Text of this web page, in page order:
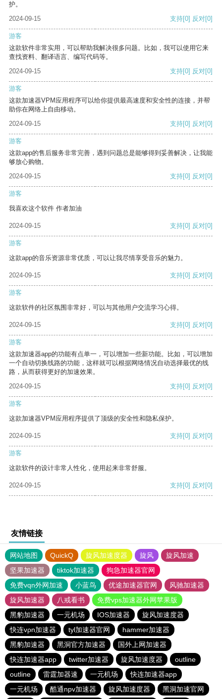
护。
2024-09-15
支持[0] 反对[0]
游客
这款软件非常实用，可以帮助我解决很多问题。比如，我可以使用它来
查找资料、翻译语言、编写代码等。
2024-09-15
支持[0] 反对[0]
游客
这款加速器VPM应用程序可以给你提供最高速度和安全性的连接，并帮
助你在网络上自由移动。
2024-09-15
支持[0] 反对[0]
游客
这款app的售后服务非常完善，遇到问题总是能够得到妥善解决，让我能
够放心购物。
2024-09-15
支持[0] 反对[0]
游客
我喜欢这个软件 作者加油
2024-09-15 支持[0] 反对[0]
游客
这款app的音乐资源非常优质，可以让我尽情享受音乐的魅力。
2024-09-15 支持[0] 反对[0]
游客
这款软件的社区氛围非常好，可以与其他用户交流学习心得。
2024-09-15 支持[0] 反对[0]
游客
这款加速器app的功能有点单一，可以增加一些新功能。比如，可以增加
一个自动切换线路的功能，这样就可以根据网络情况自动选择最优的线
路，从而获得更好的加速效果。
2024-09-15
支持[0] 反对[0]
游客
这款加速器VPM应用程序提供了顶级的安全性和隐私保护。
2024-09-15 支持[0] 反对[0]
游客
这款软件的设计非常人性化，使用起来非常舒服。
2024-09-15 支持[0] 反对[0]
友情链接
网站地图 QuickQ 旋风加速度器 旋风
旋风加速
坚果加速器
tiktok加速器
狗急加速器官网
免费vqn外网加速
小蓝鸟 优途加速器官网
风驰加速器
旋风加速器
八戒看书
免费vps加速器外网苹果版
黑豹加速器
一元机场 IOS加速器
旋风加速度器
快连vρn加速器
tyl加速器官网
hammer加速器
黑豹加速器
黑洞官方加速器
国外上网加速器
快连加速器app
twitter加速器 旋风加速度器
outline
outline
雷霆加器速 一元机场
快连加速器app
一元机场
酷通npv加速器 旋风加速度器 黑洞加速官网